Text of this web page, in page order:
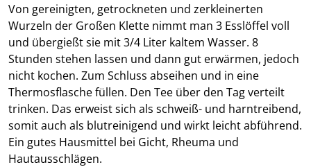
Von gereinigten, getrockneten und zerkleinerten
Wurzeln der Großen Klette nimmt man 3 Esslöffel voll
und übergießt sie mit 3/4 Liter kaltem Wasser. 8
Stunden stehen lassen und dann gut erwärmen, jedoch
nicht kochen. Zum Schluss abseihen und in eine
Thermosflasche füllen. Den Tee über den Tag verteilt
trinken. Das erweist sich als schweiß- und harntreibend,
somit auch als blutreinigend und wirkt leicht abführend.
Ein gutes Hausmittel bei Gicht, Rheuma und
Hautausschlägen.